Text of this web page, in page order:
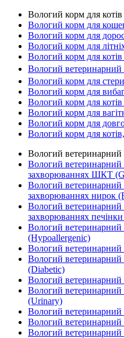
Вологий корм для котів
Вологий корм для
Вологий корм для
Вологий корм для
Вологий корм для
Вологий ветеринарний
Вологий корм для
Вологий корм для
Вологий корм для
Вологий корм для
Вологий корм для
Вологий корм для
Вологий ветеринарний
Вологий ветеринарний
захворюваннях ШКТ
Вологий ветеринарний
захворюваннях нирок
Вологий ветеринарний
захворюваннях
Вологий ветеринарний
(Hypoallergenic)
Вологий ветеринарний
Вологий ветеринарний
(Diabetic)
Вологий ветеринарний
Вологий ветеринарний
(Urinary)
Вологий ветеринарний
Вологий ветеринарний
Вологий ветеринарний